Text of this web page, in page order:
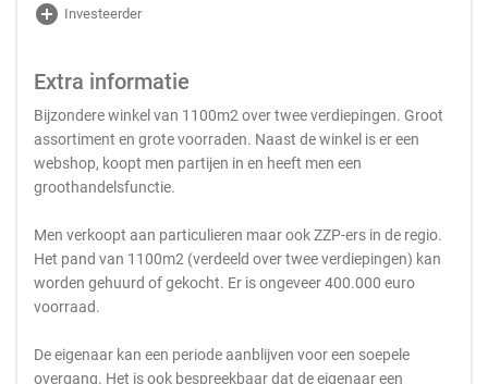
add_circle Investeerder
Extra informatie
Bijzondere winkel van 1100m2 over twee verdiepingen. Groot
assortiment en grote voorraden. Naast de winkel is er een
webshop, koopt men partijen in en heeft men een
groothandelsfunctie.
Men verkoopt aan particulieren maar ook ZZP-ers in de regio.
Het pand van 1100m2 (verdeeld over twee verdiepingen) kan
worden gehuurd of gekocht. Er is ongeveer 400.000 euro
voorraad.
De eigenaar kan een periode aanblijven voor een soepele
overgang. Het is ook bespreekbaar dat de eigenaar een